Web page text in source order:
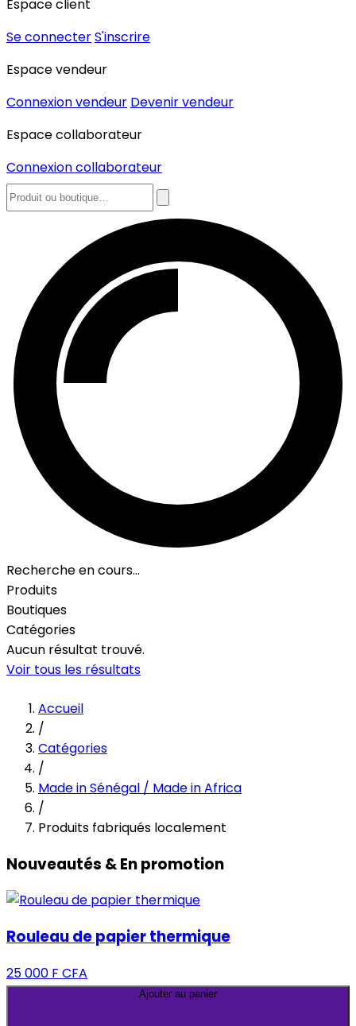
Espace client
Se connecterS'inscrire
Espace vendeur
Connexion vendeur Devenir vendeur
Espace collaborateur
Connexion collaborateur
Recherche en cours…
Produits
Boutiques
Catégories
Aucun résultat trouvé.
Voir tous les résultats
Accueil
/
Catégories
/
Made in Sénégal / Made in Africa
/
Produits fabriqués localement
Nouveautés & En promotion
Rouleau de papier thermique
25 000 F CFA
Ajouter au panier